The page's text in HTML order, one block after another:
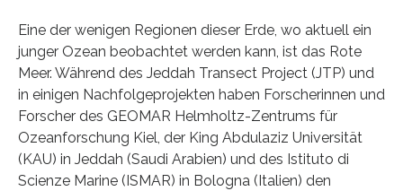
Eine der wenigen Regionen dieser Erde, wo aktuell ein
junger Ozean beobachtet werden kann, ist das Rote
Meer. Während des Jeddah Transect Project (JTP) und
in einigen Nachfolgeprojekten haben Forscherinnen und
Forscher des GEOMAR Helmholtz-Zentrums für
Ozeanforschung Kiel, der King Abdulaziz Universität
(KAU) in Jeddah (Saudi Arabien) und des Istituto di
Scienze Marine (ISMAR) in Bologna (Italien) den